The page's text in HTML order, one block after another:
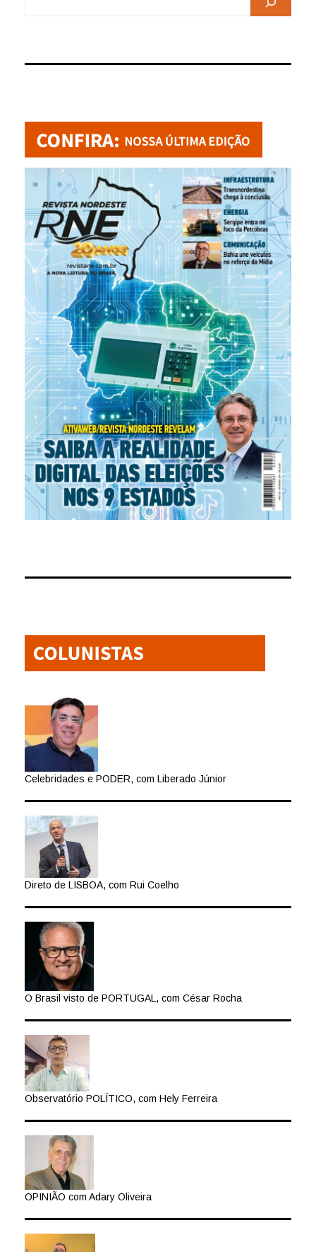
Celebridades e PODER, com Liberado Júnior
Direto de LISBOA, com Rui Coelho
O Brasil visto de PORTUGAL, com César Rocha
Observatório POLÍTICO, com Hely Ferreira
OPINIÃO com Adary Oliveira